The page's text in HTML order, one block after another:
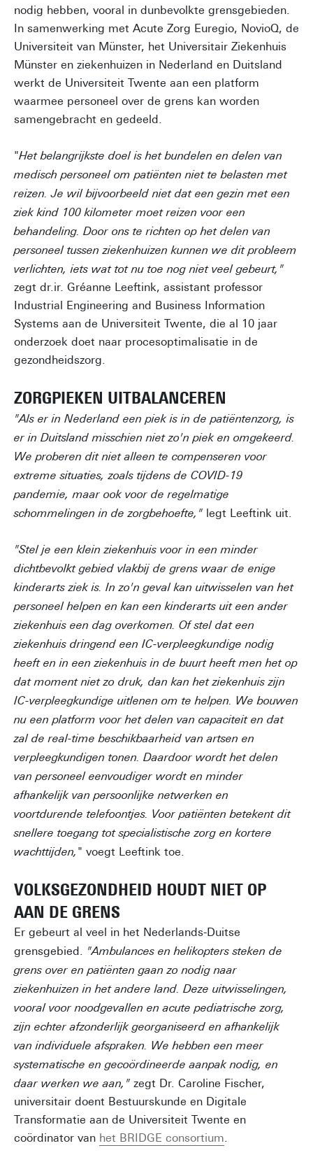
nodig hebben, vooral in dunbevolkte grensgebieden.
In samenwerking met Acute Zorg Euregio, NovioQ, de
Universiteit van Münster, het Universitair Ziekenhuis
Münster en ziekenhuizen in Nederland en Duitsland
werkt de Universiteit Twente aan een platform
waarmee personeel over de grens kan worden
samengebracht en gedeeld.
"Het belangrijkste doel is het bundelen en delen van
medisch personeel om patiënten niet te belasten met
reizen. Je wil bijvoorbeeld niet dat een gezin met een
ziek kind 100 kilometer moet reizen voor een
behandeling. Door ons te richten op het delen van
personeel tussen ziekenhuizen kunnen we dit probleem
verlichten, iets wat tot nu toe nog niet veel gebeurt,"
zegt dr.ir. Gréanne Leeftink, assistant professor
Industrial Engineering and Business Information
Systems aan de Universiteit Twente, die al 10 jaar
onderzoek doet naar procesoptimalisatie in de
gezondheidszorg.
ZORGPIEKEN UITBALANCEREN
"Als er in Nederland een piek is in de patiëntenzorg, is
er in Duitsland misschien niet zo'n piek en omgekeerd.
We proberen dit niet alleen te compenseren voor
extreme situaties, zoals tijdens de COVID-19
pandemie, maar ook voor de regelmatige
schommelingen in de zorgbehoefte," legt Leeftink uit.
"Stel je een klein ziekenhuis voor in een minder
dichtbevolkt gebied vlakbij de grens waar de enige
kinderarts ziek is. In zo'n geval kan uitwisselen van het
personeel helpen en kan een kinderarts uit een ander
ziekenhuis een dag overkomen. Of stel dat een
ziekenhuis dringend een IC-verpleegkundige nodig
heeft en in een ziekenhuis in de buurt heeft men het op
dat moment niet zo druk, dan kan het ziekenhuis zijn
IC-verpleegkundige uitlenen om te helpen. We bouwen
nu een platform voor het delen van capaciteit en dat
zal de real-time beschikbaarheid van artsen en
verpleegkundigen tonen. Daardoor wordt het delen
van personeel eenvoudiger wordt en minder
afhankelijk van persoonlijke netwerken en
voortdurende telefoontjes. Voor patiënten betekent dit
snellere toegang tot specialistische zorg en kortere
wachttijden, " voegt Leeftink toe.
VOLKSGEZONDHEID HOUDT NIET OP
AAN DE GRENS
Er gebeurt al veel in het Nederlands-Duitse
grensgebied. "Ambulances en helikopters steken de
grens over en patiënten gaan zo nodig naar
ziekenhuizen in het andere land. Deze uitwisselingen,
vooral voor noodgevallen en acute pediatrische zorg,
zijn echter afzonderlijk georganiseerd en afhankelijk
van individuele afspraken. We hebben een meer
systematische en gecoördineerde aanpak nodig, en
daar werken we aan," zegt Dr. Caroline Fischer,
universitair doent Bestuurskunde en Digitale
Transformatie aan de Universiteit Twente en
coördinator van het BRIDGE consortium.